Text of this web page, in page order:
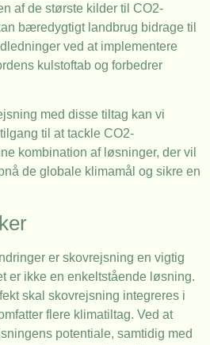
af de største kilder til CO2-
bæredygtigt landbrug bidrage til
ved at implementere
kulstoftab og forbedrer
med disse tiltag kan vi
til at tackle CO2-
kombination af løsninger, der vil
de globale klimamål og sikre en
er skovrejsning en vigtig
er ikke en enkeltstående løsning.
skal skovrejsning integreres i
flere klimatiltag. Ved at
potentiale, samtidig med